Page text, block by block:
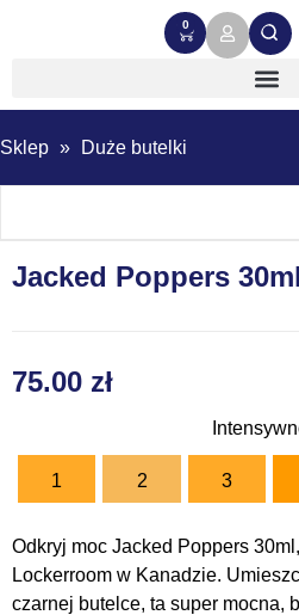
0
Sklep » Duże butelki
Jacked Poppers 30ml
75.00 zł
1 2 3
Odkryj moc Jacked Poppers
Lockerroom w Kanadzie.
czarnej butelce, ta super mocna,